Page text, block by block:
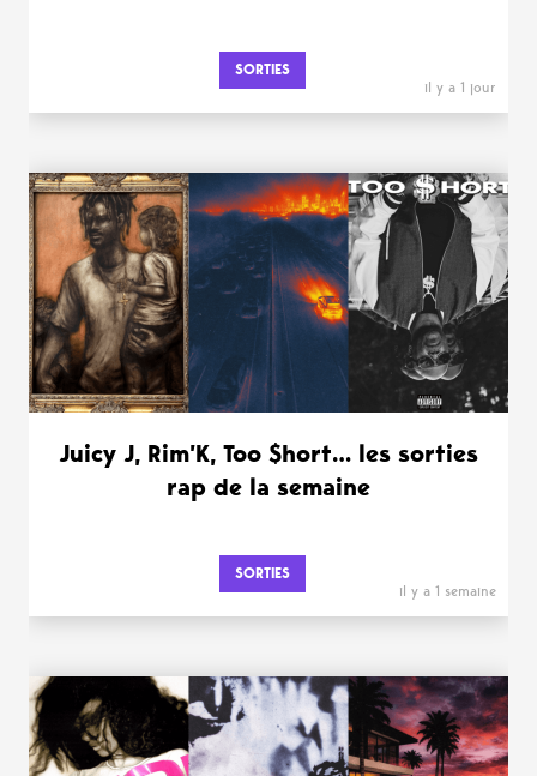
SORTIES
il y a 1 jour
Juicy J, Rim’K, Too $hort… les sorties
rap de la semaine
SORTIES
il y a 1 semaine